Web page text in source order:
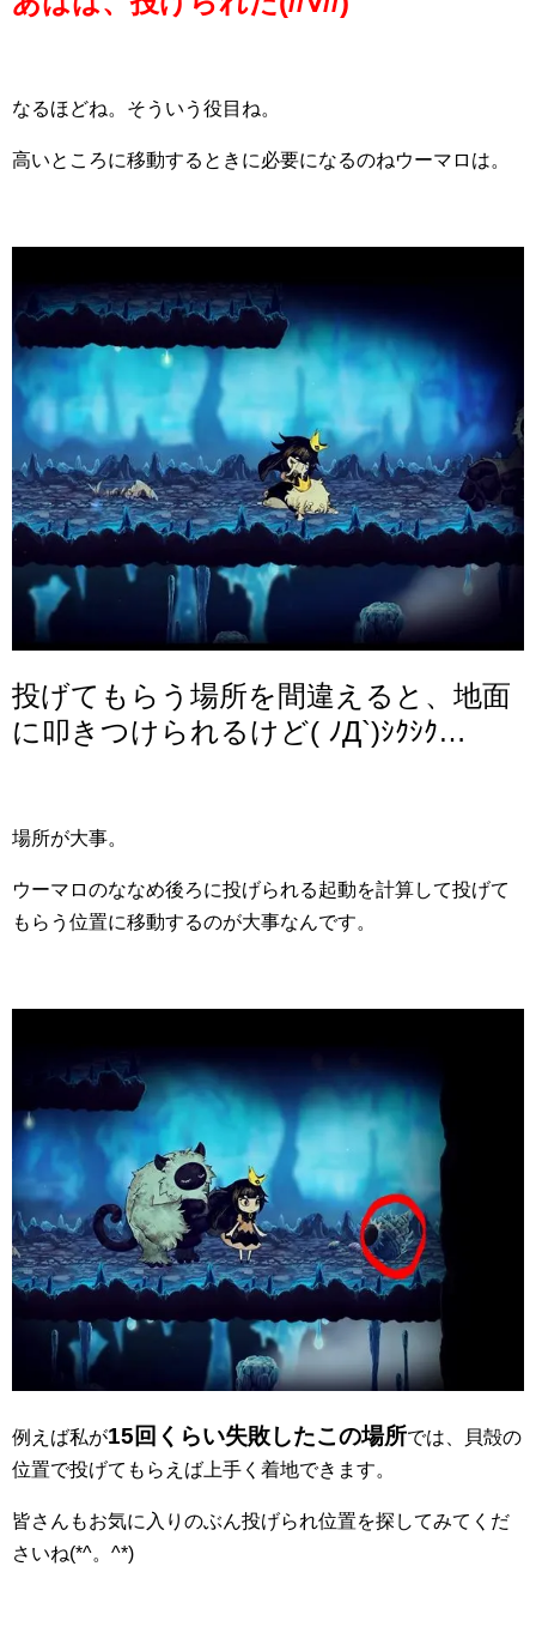
なるほどね。そういう役目ね。
高いところに移動するときに必要になるのねウーマロは。
投げてもらう場所を間違えると、地面
に叩きつけられるけど( ﾉД`)ｼｸｼｸ…
場所が大事。
ウーマロのななめ後ろに投げられる起動を計算して投げて
もらう位置に移動するのが大事なんです。
例えば私が15回くらい失敗したこの場所では、貝殻の
位置で投げてもらえば上手く着地できます。
皆さんもお気に入りのぶん投げられ位置を探してみてくだ
さいね(*^。^*)